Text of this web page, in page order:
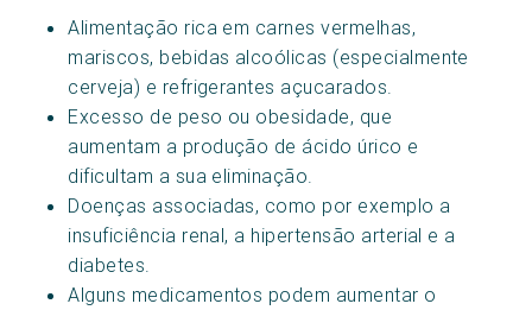
Alimentação rica em carnes vermelhas,
mariscos, bebidas alcoólicas (especialmente
cerveja) e refrigerantes açucarados.
Excesso de peso ou obesidade, que
aumentam a produção de ácido úrico e
dificultam a sua eliminação.
Doenças associadas, como por exemplo a
insuficiência renal, a hipertensão arterial e a
diabetes.
Alguns medicamentos podem aumentar o